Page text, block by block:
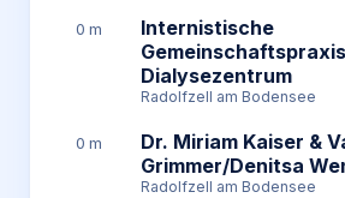
0 m
Internistische
Dialysezentrum
Radolfzell am Bodensee
0 m
Dr. Miriam Kaiser &
Grimmer/Denitsa
Radolfzell am Bodensee